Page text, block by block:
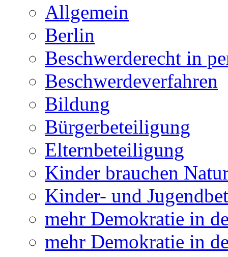
Allgemein
Berlin
Beschwerderecht in
Beschwerdeverfahren
Bildung
Bürgerbeteiligung
Elternbeteiligung
Kinder brauchen
Kinder- und
mehr Demokratie in
mehr Demokratie in